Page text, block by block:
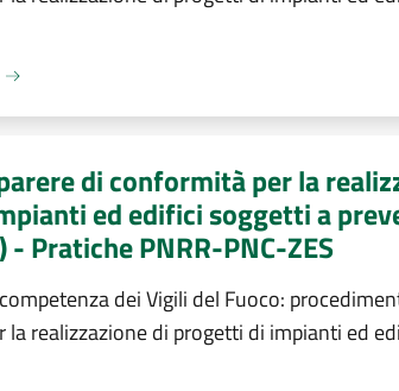
di conformità per la
ed edifici soggetti a
- Pratiche PNRR-PNC-ZES
dei Vigili del Fuoco:
realizzazione di progetti di impianti ed